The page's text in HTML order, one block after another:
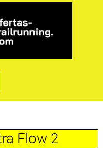
Flow 2